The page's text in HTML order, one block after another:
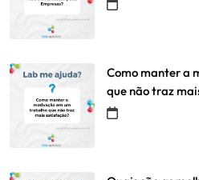
Como manter a
que não traz